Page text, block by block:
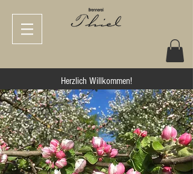
Herzlich Willkommen!